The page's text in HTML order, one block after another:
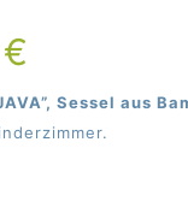
€
Sessel aus